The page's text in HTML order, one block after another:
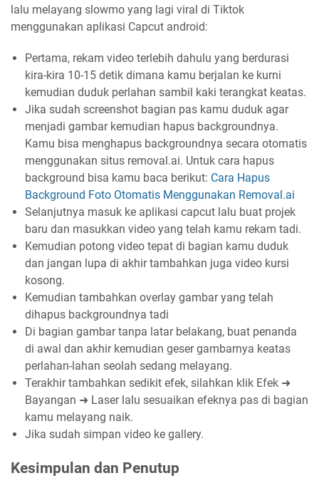
lalu melayang slowmo yang lagi viral di Tiktok
menggunakan aplikasi Capcut android:
Pertama, rekam video terlebih dahulu yang berdurasi
kira-kira 10-15 detik dimana kamu berjalan ke kurni
kemudian duduk perlahan sambil kaki terangkat keatas.
Jika sudah screenshot bagian pas kamu duduk agar
menjadi gambar kemudian hapus backgroundnya.
Kamu bisa menghapus backgroundnya secara otomatis
menggunakan situs removal.ai. Untuk cara hapus
background bisa kamu baca berikut: Cara Hapus
Background Foto Otomatis Menggunakan Removal.ai
Selanjutnya masuk ke aplikasi capcut lalu buat projek
baru dan masukkan video yang telah kamu rekam tadi.
Kemudian potong video tepat di bagian kamu duduk
dan jangan lupa di akhir tambahkan juga video kursi
kosong.
Kemudian tambahkan overlay gambar yang telah
dihapus backgroundnya tadi
Di bagian gambar tanpa latar belakang, buat penanda
di awal dan akhir kemudian geser gambarnya keatas
perlahan-lahan seolah sedang melayang.
Terakhir tambahkan sedikit efek, silahkan klik Efek ➜
Bayangan ➜ Laser lalu sesuaikan efeknya pas di bagian
kamu melayang naik.
Jika sudah simpan video ke gallery.
Kesimpulan dan Penutup